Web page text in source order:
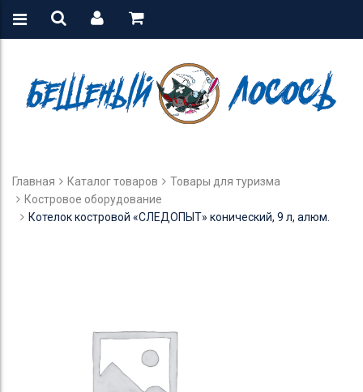
Главная Каталог товаров
Товары для туризма
Костровое оборудование
Котелок костровой «СЛЕДОПЫТ» конический, 9 л, алюм.